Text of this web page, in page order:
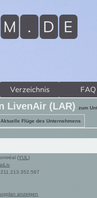
LivenAir (LAR) zum
Aktuelle Flüge des Unternehmens
(YUL)
anzeigen